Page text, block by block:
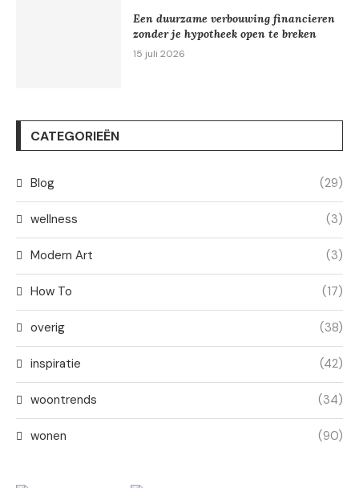
Een duurzame verbouwing financieren
zonder je hypotheek open te breken
15 juli 2026
CATEGORIEËN
Blog (29)
wellness (3)
Modern Art (3)
How To (17)
overig (38)
inspiratie (42)
woontrends (34)
wonen (90)